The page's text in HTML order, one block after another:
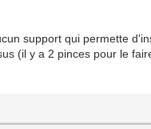
support qui permette
(il y a 2 pinces pour le